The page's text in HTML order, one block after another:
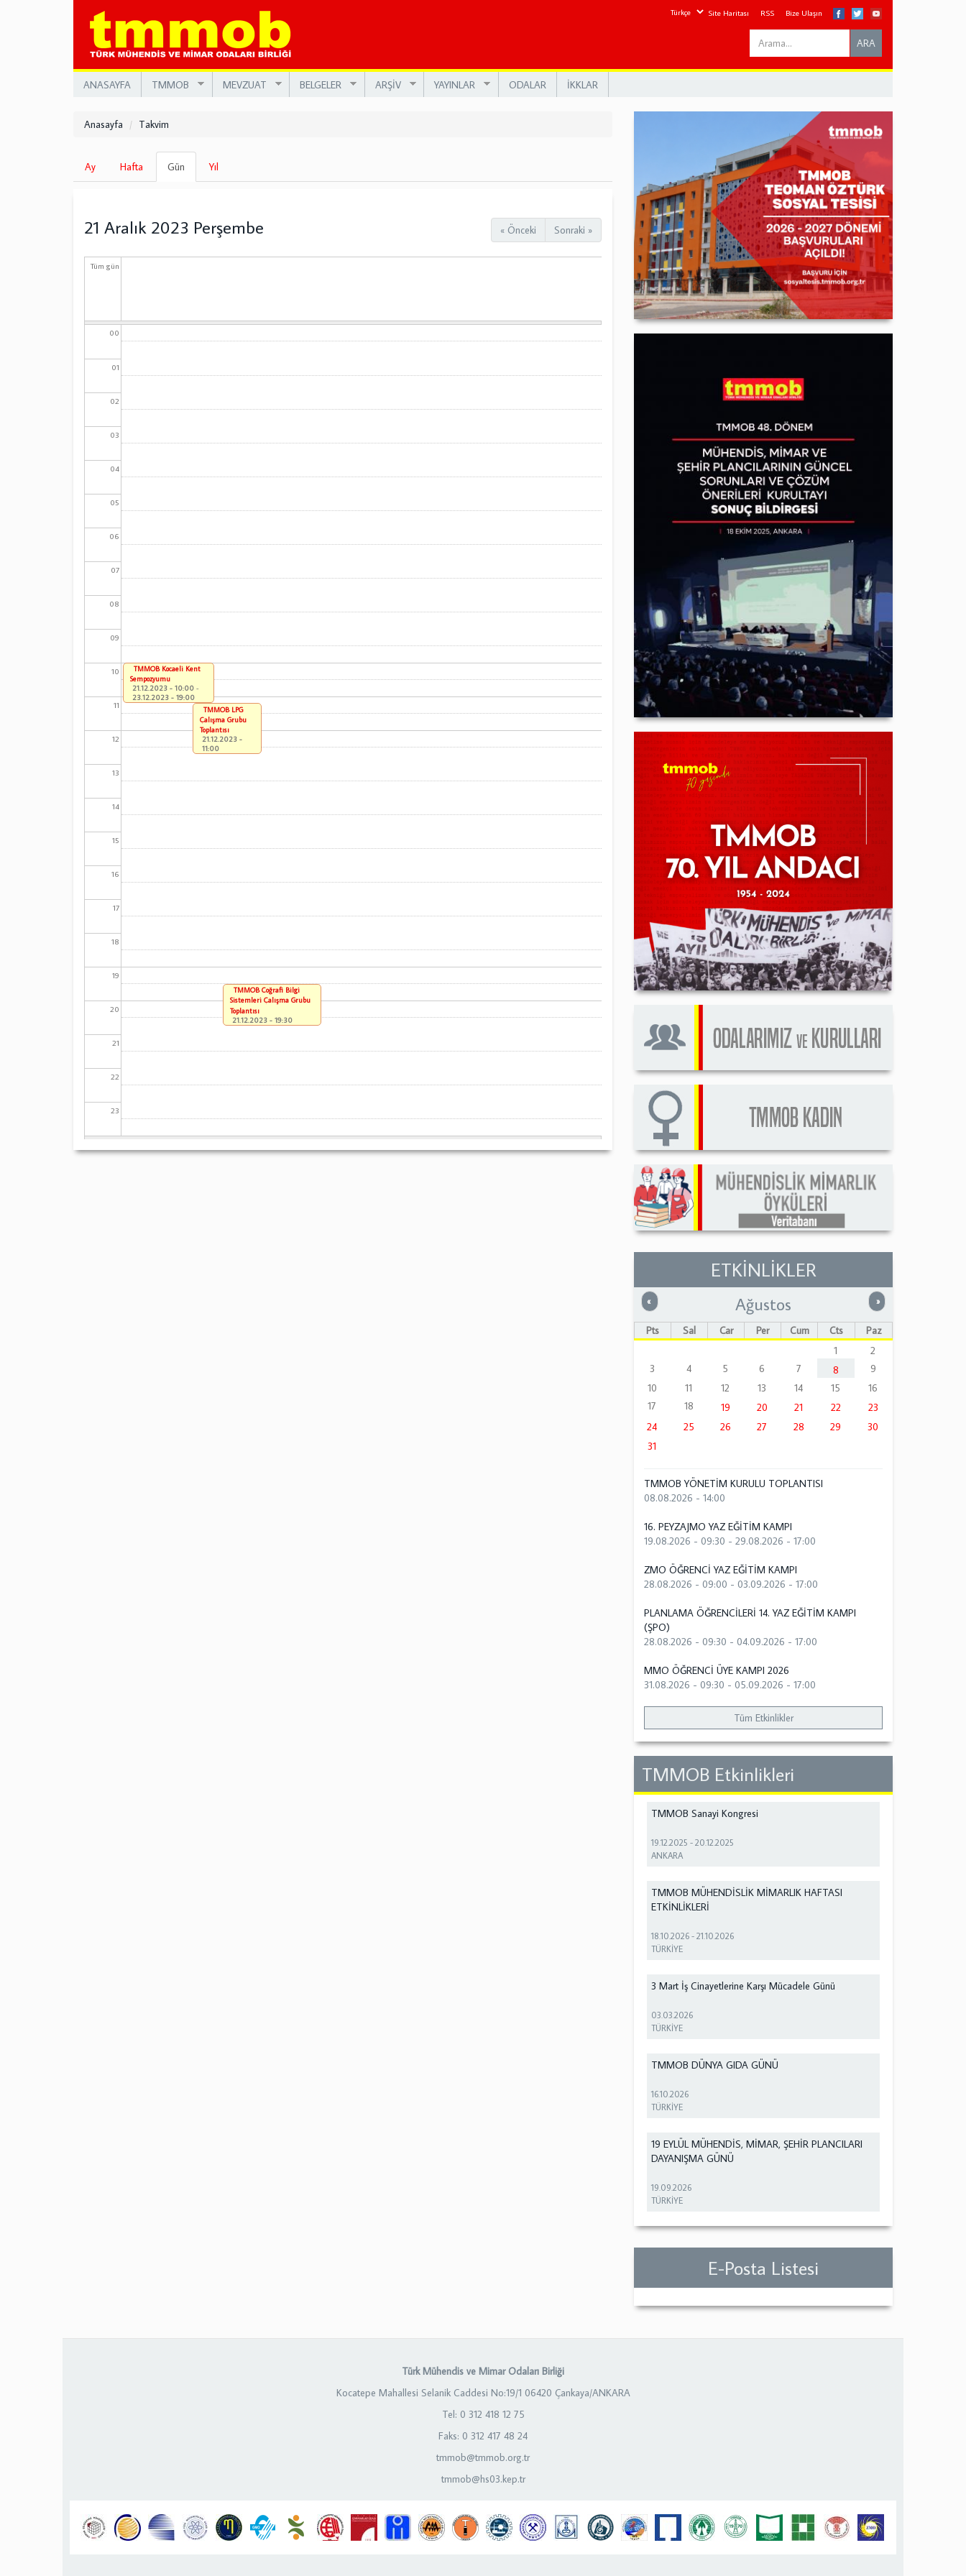
Site Haritası RSS Bize Ulaşın
Search
this
ARA
ANASAYFA TMMOB MEVZUAT BELGELER ARŞİV YAYINLAR ODALAR İKKLAR
Anasayfa Takvim
Birincil
sekmeler
Ay Hafta Gün
sekme)
Yıl
« Önceki Sonraki »
21 Aralık 2023 Perşembe
Tüm gün
00
01
02
03
04
05
06
07
08
09
10
11
12
13
14
15
16
17
18
19
20
21
22
23
TMMOB Kocaeli Kent
Sempozyumu
21.12.2023 - 10:00 -
23.12.2023 - 19:00
TMMOB LPG
Çalışma Grubu
Toplantısı
21.12.2023 -
11:00
TMMOB Coğrafi Bilgi
Sistemleri Çalışma Grubu
Toplantısı
21.12.2023 - 19:30
ETKİNLİKLER
« Önceki »Sonraki
Ağustos
Pts Sal Çar Per Cum Cts
Paz
1
2
3
4 5 6 7 8
9
10
11 12 13 14 15
16
17
18 19 20 21 22
23
24
25 26 27 28 29
30
31
TMMOB YÖNETİM KURULU TOPLANTISI
08.08.2026 - 14:00
16. PEYZAJMO YAZ EĞİTİM KAMPI
19.08.2026 - 09:30 -29.08.2026 - 17:00
ZMO ÖĞRENCİ YAZ EĞİTİM KAMPI
28.08.2026 - 09:00 -03.09.2026 - 17:00
PLANLAMA ÖĞRENCİLERİ 14. YAZ EĞİTİM KAMPI
(ŞPO)
28.08.2026 - 09:30 -04.09.2026 - 17:00
MMO ÖĞRENCİ ÜYE KAMPI 2026
31.08.2026 - 09:30 -05.09.2026 - 17:00
Tüm Etkinlikler
TMMOB Etkinlikleri
TMMOB Sanayi Kongresi
19.12.2025 -20.12.2025
ANKARA
TMMOB MÜHENDİSLİK MİMARLIK HAFTASI
ETKİNLİKLERİ
18.10.2026 -21.10.2026
TÜRKİYE
3 Mart İş Cinayetlerine Karşı Mücadele Günü
03.03.2026
TÜRKİYE
TMMOB DÜNYA GIDA GÜNÜ
16.10.2026
TÜRKİYE
19 EYLÜL MÜHENDİS, MİMAR, ŞEHİR PLANCILARI
DAYANIŞMA GÜNÜ
19.09.2026
TÜRKİYE
E-Posta Listesi
Türk Mühendis ve Mimar Odaları Birliği
Kocatepe Mahallesi Selanik Caddesi No:19/1 06420 Çankaya/ANKARA
Tel: 0 312 418 12 75
Faks: 0 312 417 48 24
tmmob@tmmob.org.tr
tmmob@hs03.kep.tr